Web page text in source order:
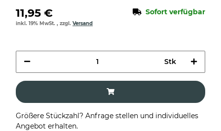
11,95 € Sofort verfügbar
inkl. 19% MwSt. , zzgl. Versand
Stk
Größere Stückzahl? Anfrage stellen und individuelles
Angebot erhalten.